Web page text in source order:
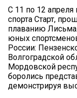
С 11 по 12
спорта Старт,
плаванию
юных
России:
Волгоградской
Мордовской
боролись
демонстрируя